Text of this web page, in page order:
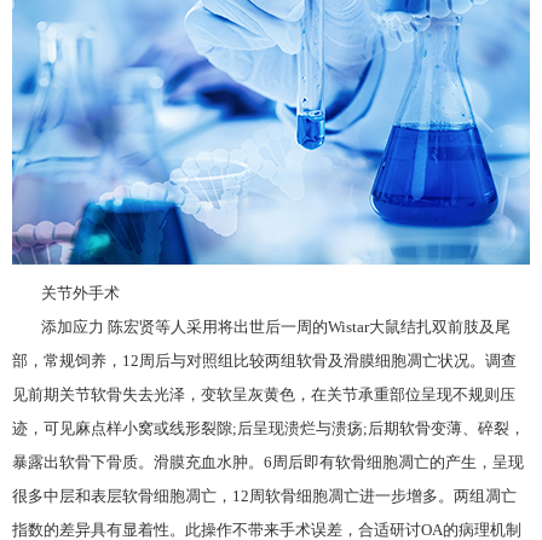
关节外手术
添加应力 陈宏贤等人采用将出世后一周的Wistar大鼠结扎双前肢及尾
部，常规饲养，12周后与对照组比较两组软骨及滑膜细胞凋亡状况。调查
见前期关节软骨失去光泽，变软呈灰黄色，在关节承重部位呈现不规则压
迹，可见麻点样小窝或线形裂隙;后呈现溃烂与溃疡;后期软骨变薄、碎裂，
暴露出软骨下骨质。滑膜充血水肿。6周后即有软骨细胞凋亡的产生，呈现
很多中层和表层软骨细胞凋亡，12周软骨细胞凋亡进一步增多。两组凋亡
指数的差异具有显着性。此操作不带来手术误差，合适研讨OA的病理机制